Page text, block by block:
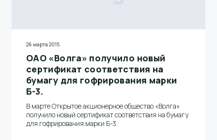
26 марта 2015
ОАО «Волга» получило новый
сертификат соответствия на
бумагу для гофрирования марки
Б-3.
В марте Открытое акционерное общество «Волга»
получило новый сертификат соответствия на бумагу
для гофрирования марки Б-3.